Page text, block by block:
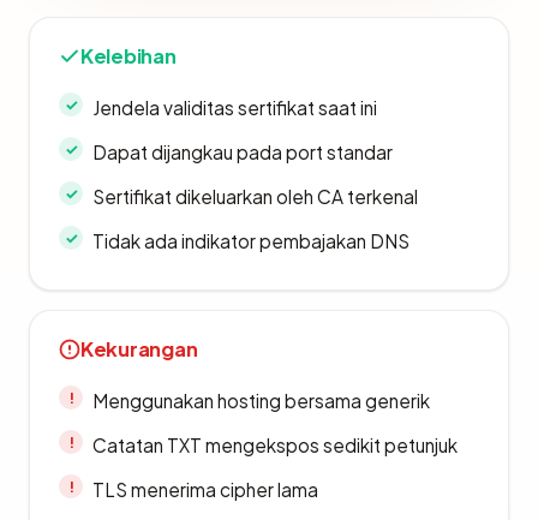
Kelebihan
Jendela validitas sertifikat saat ini
Dapat dijangkau pada port standar
Sertifikat dikeluarkan oleh CA terkenal
Tidak ada indikator pembajakan DNS
Kekurangan
Menggunakan hosting bersama generik
Catatan TXT mengekspos sedikit petunjuk
TLS menerima cipher lama